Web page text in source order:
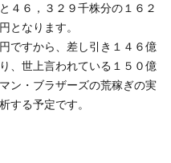
４６，３２９千株分の１６２
となります。
ですから、差し引き１４６億
、世上言われている１５０億
ン・ブラザーズの荒稼ぎの実
する予定です。